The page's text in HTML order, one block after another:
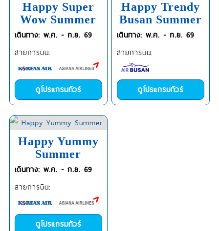
Happy Super
Wow Summer
เดินทาง: พ.ค. - ก.ย. 69
สายการบิน:
ดูโปรแกรมทัวร์
Happy Trendy
Busan Summer
เดินทาง: พ.ค. - ก.ย. 69
สายการบิน:
ดูโปรแกรมทัวร์
Happy Yummy
Summer
เดินทาง: พ.ค. - ก.ย. 69
สายการบิน:
ดูโปรแกรมทัวร์